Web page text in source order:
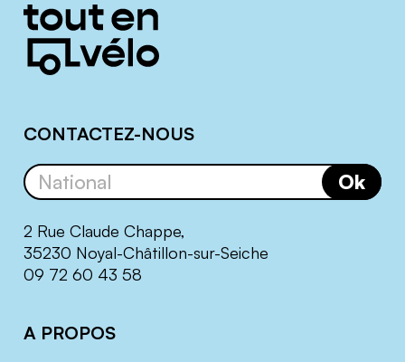
Informations
complémentaires
CONTACTEZ-NOUS
Ok
2 Rue Claude Chappe,
35230 Noyal-Châtillon-sur-Seiche
09 72 60 43 58
A PROPOS